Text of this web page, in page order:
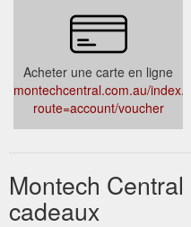
Acheter une carte en ligne
montechcentral.com.au/
route=account/voucher
Montech
cadeaux